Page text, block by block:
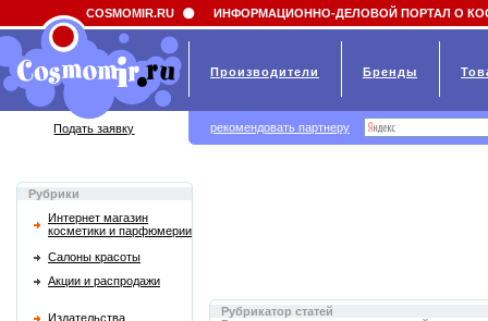
Field 'news_title' doesn't have a default value
Рубрики
Интернет магазин
косметики и парфюмерии
Салоны красоты
Акции и распродажи
Издательства
Рубрикатор статей
COSMOMIR.RU ИНФОРМАЦИОННО-ДЕЛОВОЙ ПОРТАЛ О
Производители Бренды
Подать заявку рекомендовать партнеру